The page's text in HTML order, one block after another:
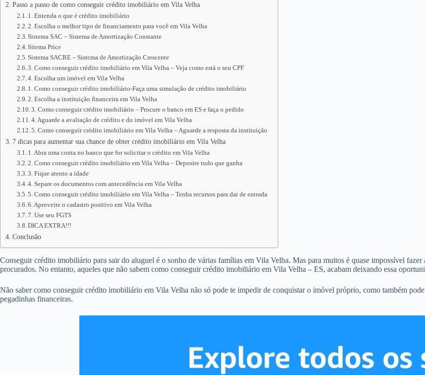
Passo a passo de como conseguir crédito imobiliário em Vila Velha
1. Entenda o que é crédito imobiliário
2. Escolha o melhor tipo de financiamento para você em Vila Velha
Sistema SAC – Sistema de Amortização Constante
Sitema Price
Sistema SACRE – Sistema de Amortização Crescente
3. Como conseguir crédito imobiliário em Vila Velha – Veja como está o seu CPF
4. Escolha um imóvel em Vila Velha
1. Como conseguir crédito imobiliário-Faça uma simulação de crédito imobiliário
2. Escolha a instituição financeira em Vila Velha
3. Como conseguir crédito imobiliário – Procure o banco em ES e faça o pedido
4. Aguarde a avaliação de crédito e do imóvel em Vila Velha
5. Como conseguir crédito imobiliário em Vila Velha – Aguarde a resposta da instituição
7 dicas para aumentar sua chance de obter crédito imobiliário em Vila Velha
1. Abra uma conta no banco que for solicitar o crédito em Vila Velha
2. Como conseguir crédito imobiliário em Vila Velha – Deposite tudo que ganha
3. Fique atento a idade
4. Separe os documentos com antecedência em Vila Velha
5. Como conseguir crédito imobiliário em Vila Velha – Tenha recursos para dar de entrada
6. Aproveite o cadastro positivo em Vila Velha
7. Use seu FGTS
DICA EXTRA!!!
Conclusão
Conseguir crédito imobiliário para sair do aluguel é o sonho de várias famílias em Vila Velha. Mas para muitos é quase impossível
procurados. No entanto, aqueles que não sabem como conseguir crédito imobiliário em Vila Velha – ES, acabam deixando essa
Não saber como conseguir crédito imobiliário em Vila Velha não só pode te impedir de conquistar o imóvel próprio, como também
pegadinhas financeiras.